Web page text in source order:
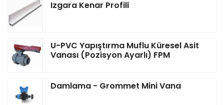
Izgara Kenar Profili
U-PVC Yapıştırma Muflu Küresel Asit
Vanası (Pozisyon Ayarlı) FPM
Damlama - Grommet Mini Vana